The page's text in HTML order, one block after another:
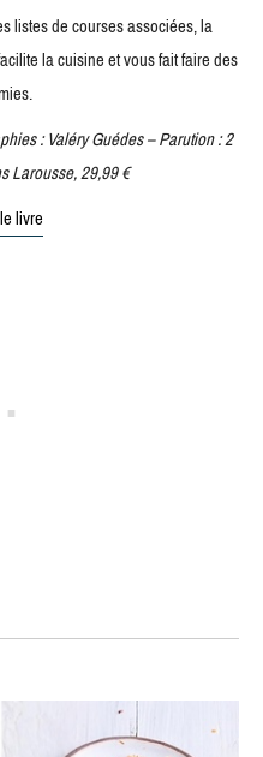
listes de courses associées, la
la cuisine et vous fait faire des
: Valéry Guédes – Parution : 2
Larousse, 29,99 €
livre